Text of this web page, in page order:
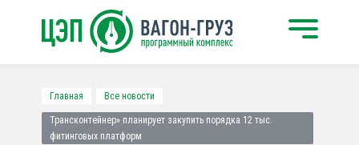
Главная Все новости
Трансконтейнер» планирует закупить порядка 12 тыс.
фитинговых платформ